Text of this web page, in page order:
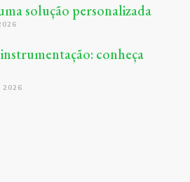
solução personalizada
conheça